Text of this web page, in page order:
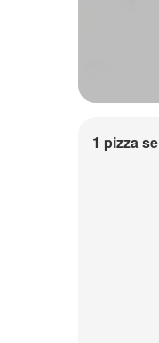
1 pizza